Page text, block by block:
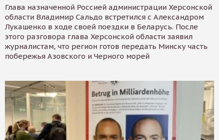
Глава назначенной Россией администрации Херсонской
области Владимир Сальдо встретился с Александром
Лукашенко в ходе своей поездки в Беларусь. После
этого разговора глава Херсонской области заявил
журналистам, что регион готов передать Минску часть
побережья Азовского и Черного морей